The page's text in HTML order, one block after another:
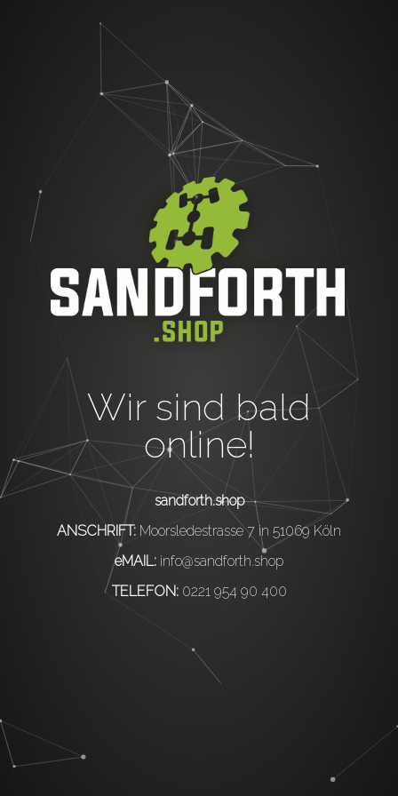
Wir sind bald
online!
sandforth.shop
ANSCHRIFT: Moorsledestrasse 7 in 51069 Köln
eMAIL: info@sandforth.shop
TELEFON: 0221 954 90 400